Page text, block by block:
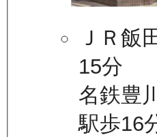
ＪＲ飯
15分
名鉄豊
駅歩16